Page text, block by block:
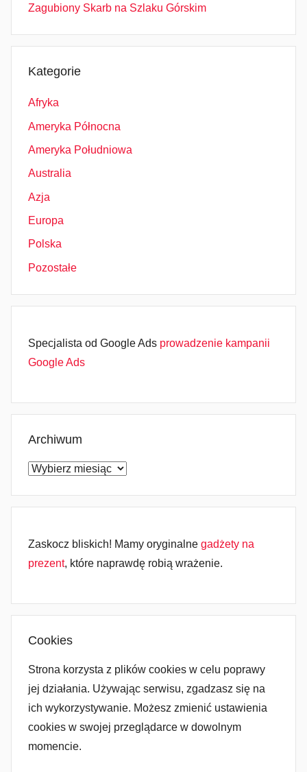
Zagubiony Skarb na Szlaku Górskim
Kategorie
Afryka
Ameryka Północna
Ameryka Południowa
Australia
Azja
Europa
Polska
Pozostałe
Specjalista od Google Ads prowadzenie kampanii
Google Ads
Archiwum
Archiwum
Zaskocz bliskich! Mamy oryginalne gadżety na
prezent, które naprawdę robią wrażenie.
Cookies
Strona korzysta z plików cookies w celu poprawy
jej działania. Używając serwisu, zgadzasz się na
ich wykorzystywanie. Możesz zmienić ustawienia
cookies w swojej przeglądarce w dowolnym
momencie.